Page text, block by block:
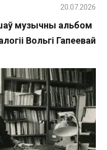
музычны альбом
Вольгі Гапеевай
20.07.2026